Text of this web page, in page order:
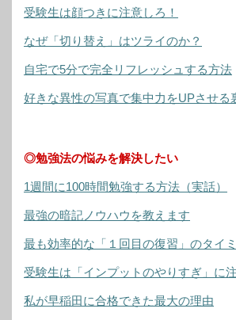
受験生は顔つきに注意しろ！
なぜ「切り替え」はツライのか？
自宅で5分で完全リフレッシュする方法
好きな異性の写真で集中力をUPさせる
◎勉強法の悩みを解決したい
1週間に100時間勉強する方法（実話）
最強の暗記ノウハウを教えます
最も効率的な「１回目の復習」のタイ
受験生は「インプットのやりすぎ」に注
私が早稲田に合格できた最大の理由